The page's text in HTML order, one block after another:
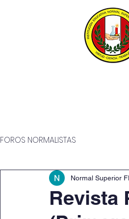
FOROS NORMALISTAS
Revista
Normal Superior